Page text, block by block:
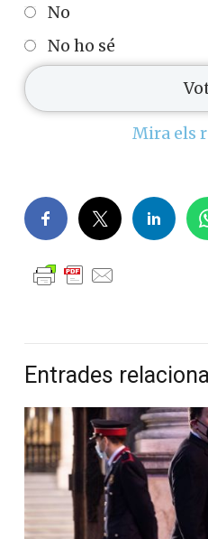
No
No ho sé
Mira els
Entrades